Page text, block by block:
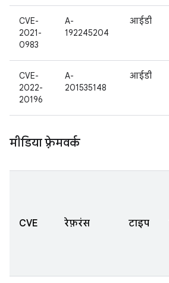
CVE-
2021-
0983
A-
192245204
आईडी
CVE-
2022-
20196
A-
201535148
आईडी
मीडिया फ़्रेमवर्क
CVE रेफ़रंस टाइप